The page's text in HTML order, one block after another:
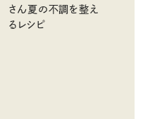
さん夏の不調を整え
るレシピ